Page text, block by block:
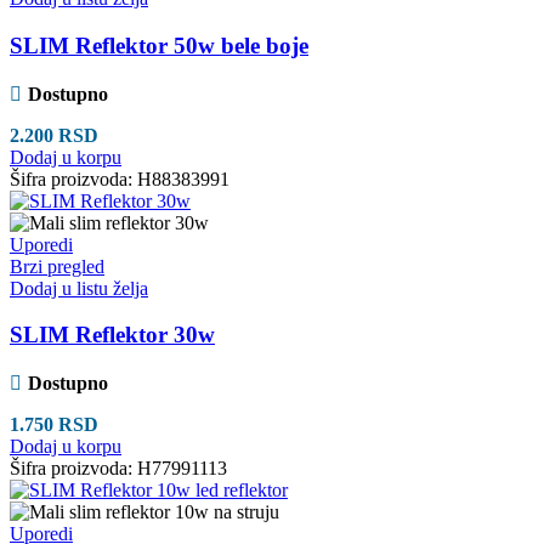
SLIM Reflektor 50w bele boje
Dostupno
2.200 RSD
Dodaj u korpu
Šifra proizvoda: H88383991
Uporedi
Brzi pregled
Dodaj u listu želja
SLIM Reflektor 30w
Dostupno
1.750 RSD
Dodaj u korpu
Šifra proizvoda: H77991113
Uporedi